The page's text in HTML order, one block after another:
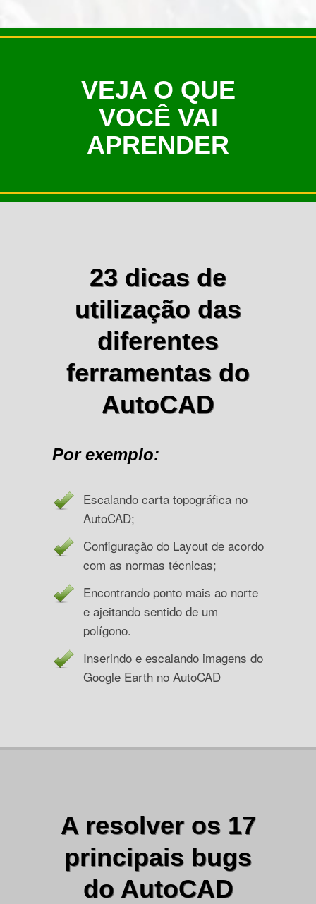
VEJA O QUE
VOCÊ VAI
APRENDER
23 dicas de
utilização das
diferentes
ferramentas do
AutoCAD
Por exemplo:
Escalando carta topográfica no
AutoCAD;
Configuração do Layout de acordo
com as normas técnicas;
Encontrando ponto mais ao norte
e ajeitando sentido de um
polígono.
Inserindo e escalando imagens do
Google Earth no AutoCAD
A resolver os 17
principais bugs
do AutoCAD